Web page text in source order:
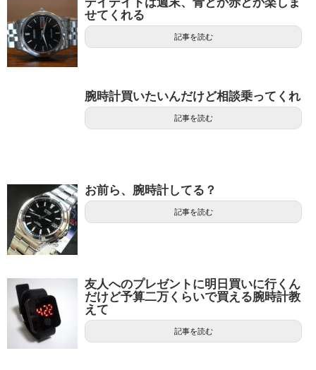
せてくれる
記事を読む
腕時計買いたいんだけど相談乗ってくれ
記事を読む
お前ら、腕時計してる？
記事を読む
友人へのプレゼントに明日買いに行くん
だけど予算二万くらいで買える腕時計教
えて
記事を読む